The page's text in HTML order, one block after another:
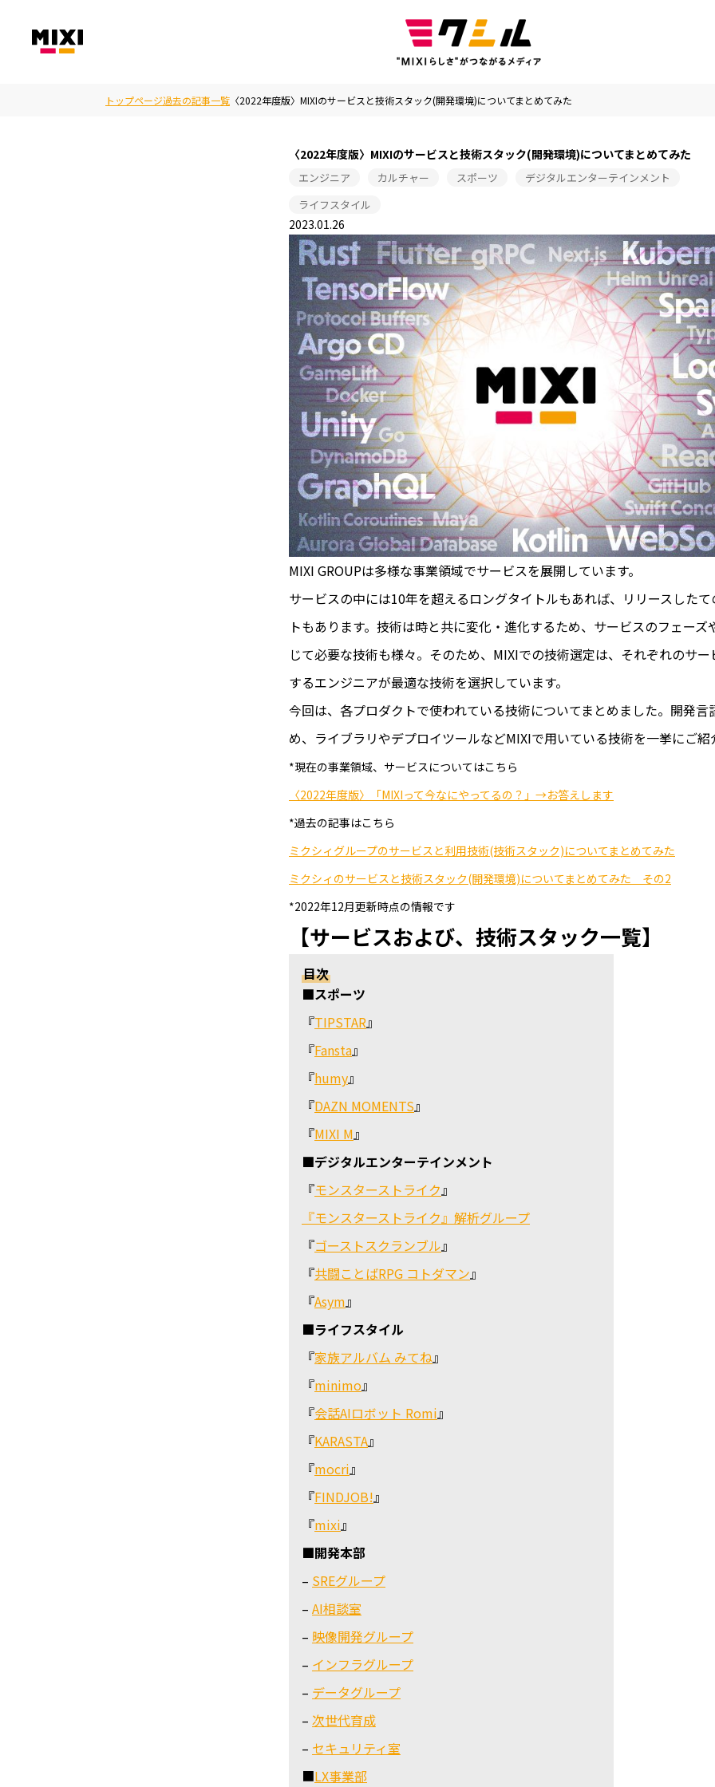
トップページ過去の記事一覧 〈2022年度版〉MIXIのサービスと技術スタック(開発環境)についてまとめてみた
〈2022年度版〉MIXIのサービスと技術スタック(開発環境)についてまとめてみた
エンジニア カルチャー スポーツ
デジタルエンターテインメント
ライフスタイル
2023.01.26
MIXI GROUPは多様な事業領域でサービスを展開しています。
サービスの中には10年を超えるロングタイトルもあれば、リリースしたて
トもあります。技術は時と共に変化・進化するため、サービスのフェーズ
じて必要な技術も様々。そのため、MIXIでの技術選定は、それぞれのサー
するエンジニアが最適な技術を選択しています。
今回は、各プロダクトで使われている技術についてまとめました。開発言
め、ライブラリやデプロイツールなどMIXIで用いている技術を一挙にご紹
*現在の事業領域、サービスについてはこちら
〈2022年度版〉「MIXIって今なにやってるの？」→お答えします
*過去の記事はこちら
ミクシィグループのサービスと利用技術(技術スタック)についてまとめてみた
ミクシィのサービスと技術スタック(開発環境)についてまとめてみた その2
*2022年12月更新時点の情報です
【サービスおよび、技術スタック一覧】
目次
■スポーツ
『TIPSTAR』
『Fansta』
『humy』
『DAZN MOMENTS』
『MIXI M』
■デジタルエンターテインメント
『モンスターストライク 』
『モンスターストライク』解析グループ
『ゴーストスクランブル』
『共闘ことばRPG コトダマン』
『Asym』
■ライフスタイル
『家族アルバム みてね』
『minimo』
『会話AIロボット Romi』
『KARASTA』
『mocri』
『FINDJOB!』
『mixi』
■開発本部
– SREグループ
– AI相談室
– 映像開発グループ
– インフラグループ
– データグループ
– 次世代育成
– セキュリティ室
■LX事業部